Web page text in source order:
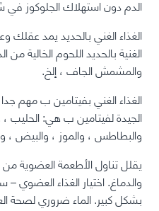
الدم دون استهلاك الجلوكوز
الغذاء الغني بالحديد يمد
الغنية بالحديد اللحوم الخالية
والمشمش الجاف ، إلخ.
الغذاء الغني بفيتامين ب مهم
الجيدة لفيتامين ب هي: الحليب
والبطاطس ، والموز ، والبيض ،
يقلل تناول الأطعمة العضوية
والدماغ. اختيار الغذاء
بشكل كبير. الماء ضروري لصحة